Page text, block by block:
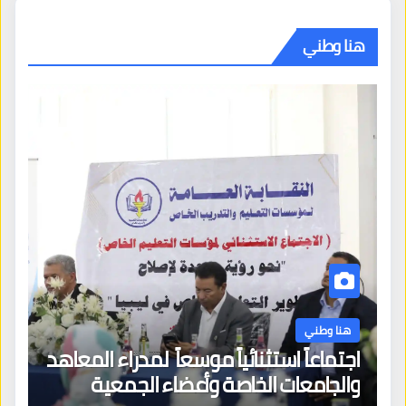
هنا وطني
هنا وطني
اجتماعاً استثنائياً موسعاً لمدراء المعاهد
والجامعات الخاصة وأعضاء الجمعية